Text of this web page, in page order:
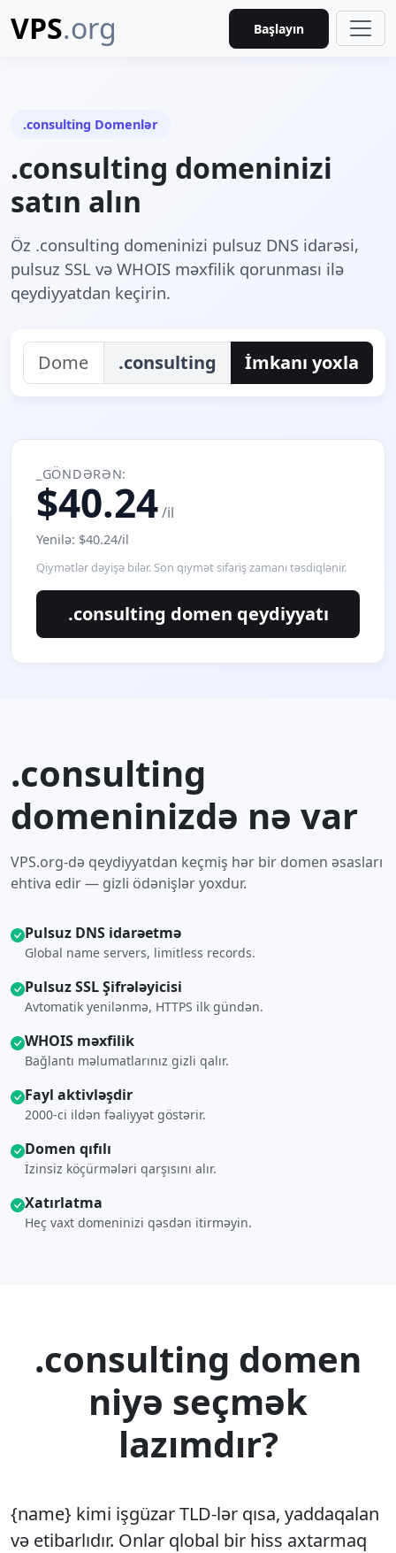
VPS.org Başlayın
.consulting Domenlər
.consulting domeninizi
satın alın
Öz .consulting domeninizi pulsuz DNS idarəsi,
pulsuz SSL və WHOIS məxfilik qorunması ilə
qeydiyyatdan keçirin.
.consulting İmkanı yoxla
_GÖNDƏRƏN:
$40.24/il
Yenilə: $40.24/il
Qiymətlər dəyişə bilər. Son qiymət sifariş zamanı təsdiqlənir.
.consulting domen qeydiyyatı
.consulting
domeninizdə nə var
VPS.org-də qeydiyyatdan keçmiş hər bir domen əsasları
ehtiva edir — gizli ödənişlər yoxdur.
Pulsuz DNS idarəetmə
Global name servers, limitless records.
Pulsuz SSL Şifrələyicisi
Avtomatik yenilənmə, HTTPS ilk gündən.
WHOIS məxfilik
Bağlantı məlumatlarınız gizli qalır.
Fayl aktivləşdir
2000-ci ildən fəaliyyət göstərir.
Domen qıfılı
İzinsiz köçürmələri qarşısını alır.
Xatırlatma
Heç vaxt domeninizi qəsdən itirməyin.
.consulting domen
niyə seçmək
lazımdır?
{name} kimi işgüzar TLD-lər qısa, yaddaqalan
və etibarlıdır. Onlar qlobal bir hiss axtarmaq